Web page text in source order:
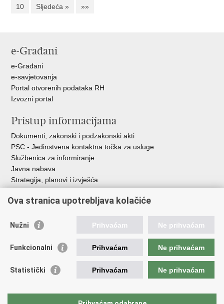
10
Sljedeća » »»
e-Građani
e-Građani
e-savjetovanja
Portal otvorenih podataka RH
Izvozni portal
Pristup informacijama
Dokumenti, zakonski i podzakonski akti
PSC - Jedinstvena kontaktna točka za usluge
Službenica za informiranje
Javna nabava
Strategija, planovi i izvješća
Korisne poveznice
Vlada RH
ASOO
CARNET
Ova stranica upotrebljava kolačiće
Nužni Prihvaćam Ne prihvaćam
Funkcionalni Prihvaćam Ne prihvaćam
Statistički Prihvaćam Ne prihvaćam